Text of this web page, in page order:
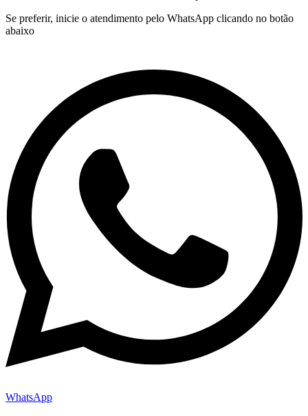
Se preferir, inicie o atendimento pelo WhatsApp clicando no botão
abaixo
WhatsApp